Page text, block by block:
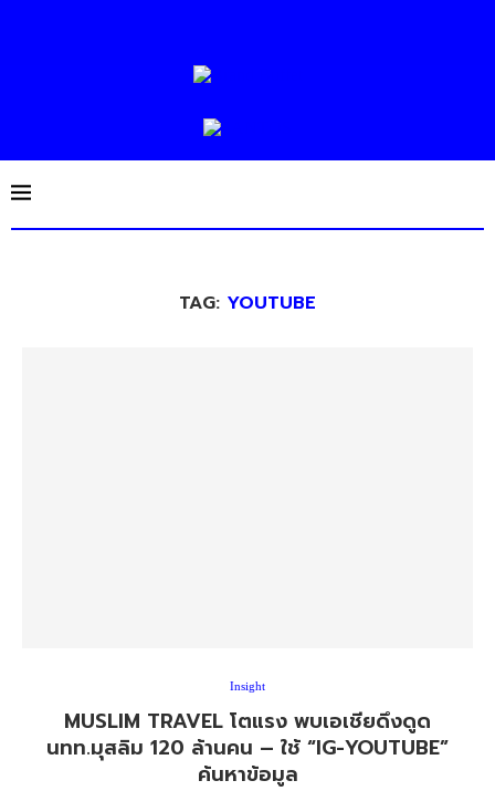
TAG: YOUTUBE
Insight
MUSLIM TRAVEL โตแรง พบเอเชียดึงดูด
นทท.มุสลิม 120 ล้านคน – ใช้ “IG-YOUTUBE”
ค้นหาข้อมูล